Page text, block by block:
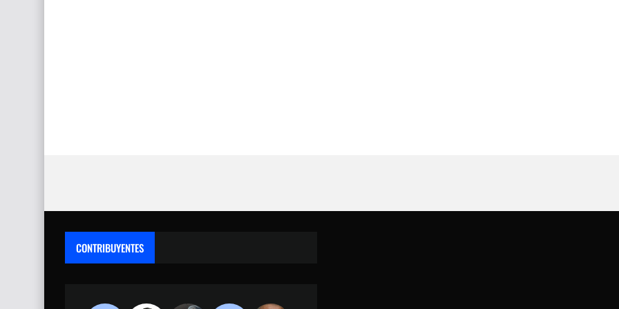
CONTRIBUYENTES